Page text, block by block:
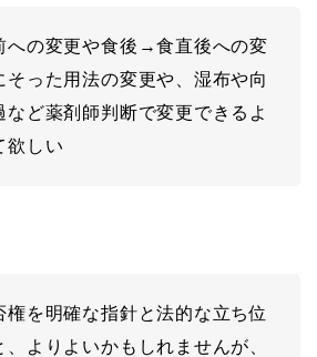
の変更や食後→食直後への変
そった用法の変更や、湿布や向
など薬剤師判断で変更できるよ
欲しい
権を明確な指針と法的な立ち位
よりよいかもしれませんが、